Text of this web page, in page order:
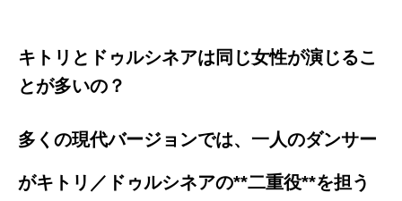
キトリとドゥルシネアは同じ女性が演じるこ
とが多いの？
多くの現代バージョンでは、一人のダンサー
がキトリ／ドゥルシネアの**二重役**を担う